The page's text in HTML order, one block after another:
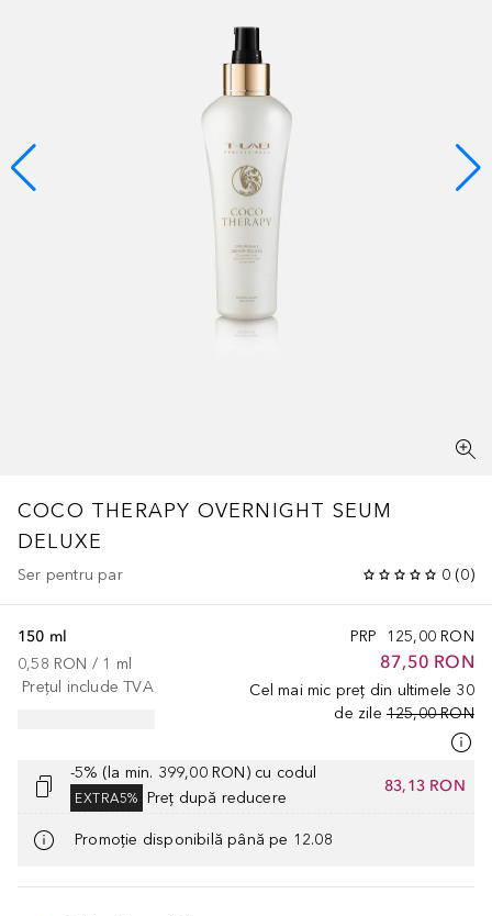
COCO THERAPY OVERNIGHT SEUM
DELUXE
Ser pentru par 0 (0)
PRP 125,00 RON
87,50 RON
Cel mai mic preț din ultimele 30
de zile 125,00 RON
150 ml
0,58 RON / 1 ml
Prețul include TVA
-5% (la min. 399,00 RON) cu codul
EXTRA5% Preț după reducere
83,13 RON
Promoție disponibilă până pe 12.08